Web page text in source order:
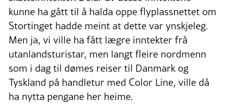
kunne ha gått til å halda oppe flyplassnettet om
Stortinget hadde meint at dette var ynskjeleg.
Men ja, vi ville ha fått lægre inntekter frå
utanlands­turistar, men langt fleire nordmenn
som i dag til dømes reiser til Danmark og
Tyskland på handletur med Color Line, ville då
ha nytta peng­ane her heime.